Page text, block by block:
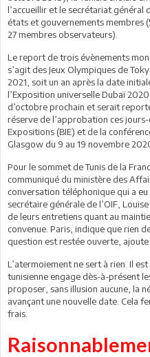
l’accueillir et le secrétariat général
états et gouvernements membres
27 membres observateurs).
Le report de trois évènements
s’agit des Jeux Olympiques de
2021, soit un an après la date
l’Exposition universelle Dubaï
d’octobre prochain et serait
réserve de l’approbation ces
Expositions (BIE) et de la
Glasgow du 9 au 19 novembre
Pour le sommet de Tunis de la
communiqué du ministère des
conversation téléphonique qui a
secrétaire générale de l’OIF,
de leurs entretiens quant au
convenue. Paris, indique que rien
question est restée ouverte, ajoute
L’atermoiement ne sert à rien. Il
tunisienne engage dès-à-présent
proposer, sans illusion aucune, la
avançant une nouvelle date. Cela
frais.